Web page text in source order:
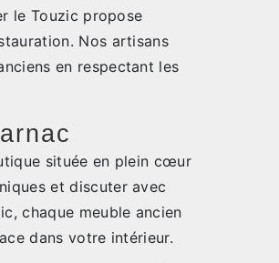
le Touzic propose
Nos artisans
en respectant les
située en plein cœur
et discuter avec
chaque meuble ancien
dans votre intérieur.